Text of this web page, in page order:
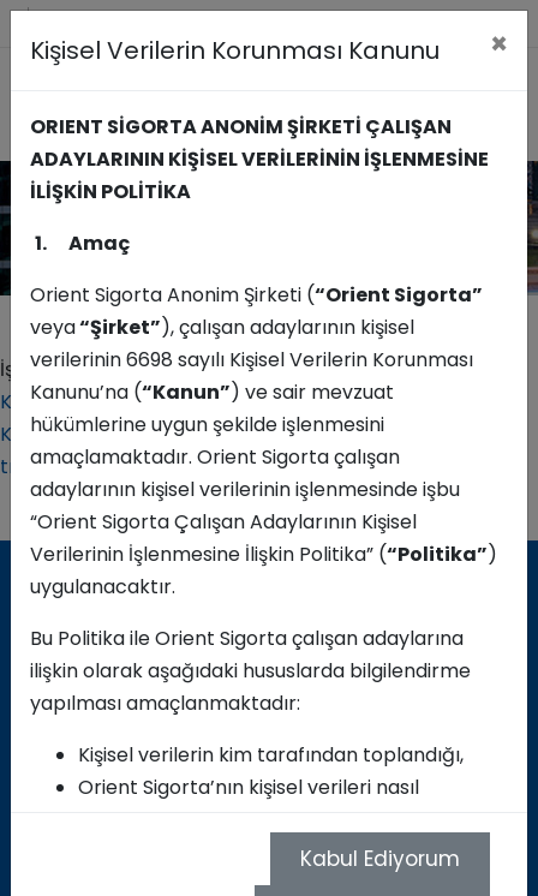
İş Başvurusu
İş başvurusunda bulunabilmeniz içinKişisel Verilerin
Korunması Kanununukabul etmeniz gerekmektedir.
Kişisel Verilerin Korunması Kanunu görüntülemek için
tıklayınız.
Kişisel Verilerin Korunması Kanunu ×
ORIENT SİGORTA ANONİM ŞİRKETİ ÇALIŞAN
ADAYLARININ KİŞİSEL VERİLERİNİN İŞLENMESİNE
İLİŞKİN POLİTİKA
1. Amaç
Orient Sigorta Anonim Şirketi (“Orient Sigorta”
veya“Şirket”), çalışan adaylarının kişisel
verilerinin 6698 sayılı Kişisel Verilerin Korunması
Kanunu’na (“Kanun”) ve sair mevzuat
hükümlerine uygun şekilde işlenmesini
amaçlamaktadır. Orient Sigorta çalışan
adaylarının kişisel verilerinin işlenmesinde işbu
“Orient Sigorta Çalışan Adaylarının Kişisel
Verilerinin İşlenmesine İlişkin Politika” (“Politika”)
uygulanacaktır.
Bu Politika ile Orient Sigorta çalışan adaylarına
ilişkin olarak aşağıdaki hususlarda bilgilendirme
yapılması amaçlanmaktadır:
Kişisel verilerin kim tarafından toplandığı,
Orient Sigorta’nın kişisel verileri nasıl
Kişisel verilerin hangi amaçlarla ve nasıl
Kabul Ediyorum
Orient Sigorta
Al-Futtaim
Yönetim Kurulu
Orient Sigorta Yönetim
Araç Sigortaları
İşyeri Sigortaları
Nakliyat Sigortaları
Mühendislik Sigortaları
Diğer Sigortalar